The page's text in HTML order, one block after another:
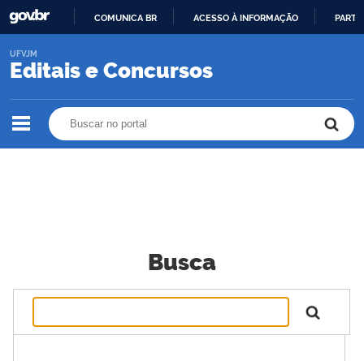
O
COMUNICA BR ACESSO À INFORMAÇÃO
Editais e Concursos
UFVJM
Busca